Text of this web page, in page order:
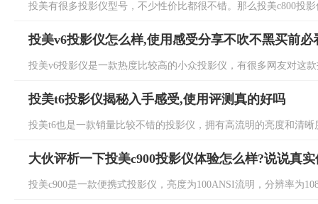
投美有很多投影仪型号，不少性价比都很不错。那么投美c800投
投美v6投影仪怎么样,使用感受分享不吹不黑买前必
投美v6投影仪是一款热度比较高的小众投影仪，有很多网友对这
投美t6投影仪揭秘入手感受,使用评测真的好吗
投美t6也是一款销量比较不错的投影仪，拥有高流明的亮度和清
大伙评析一下投美c900投影仪体验怎么样?说说真
投美c900是一款便携式投影仪，亮度为100ANSI流明，分辨率为